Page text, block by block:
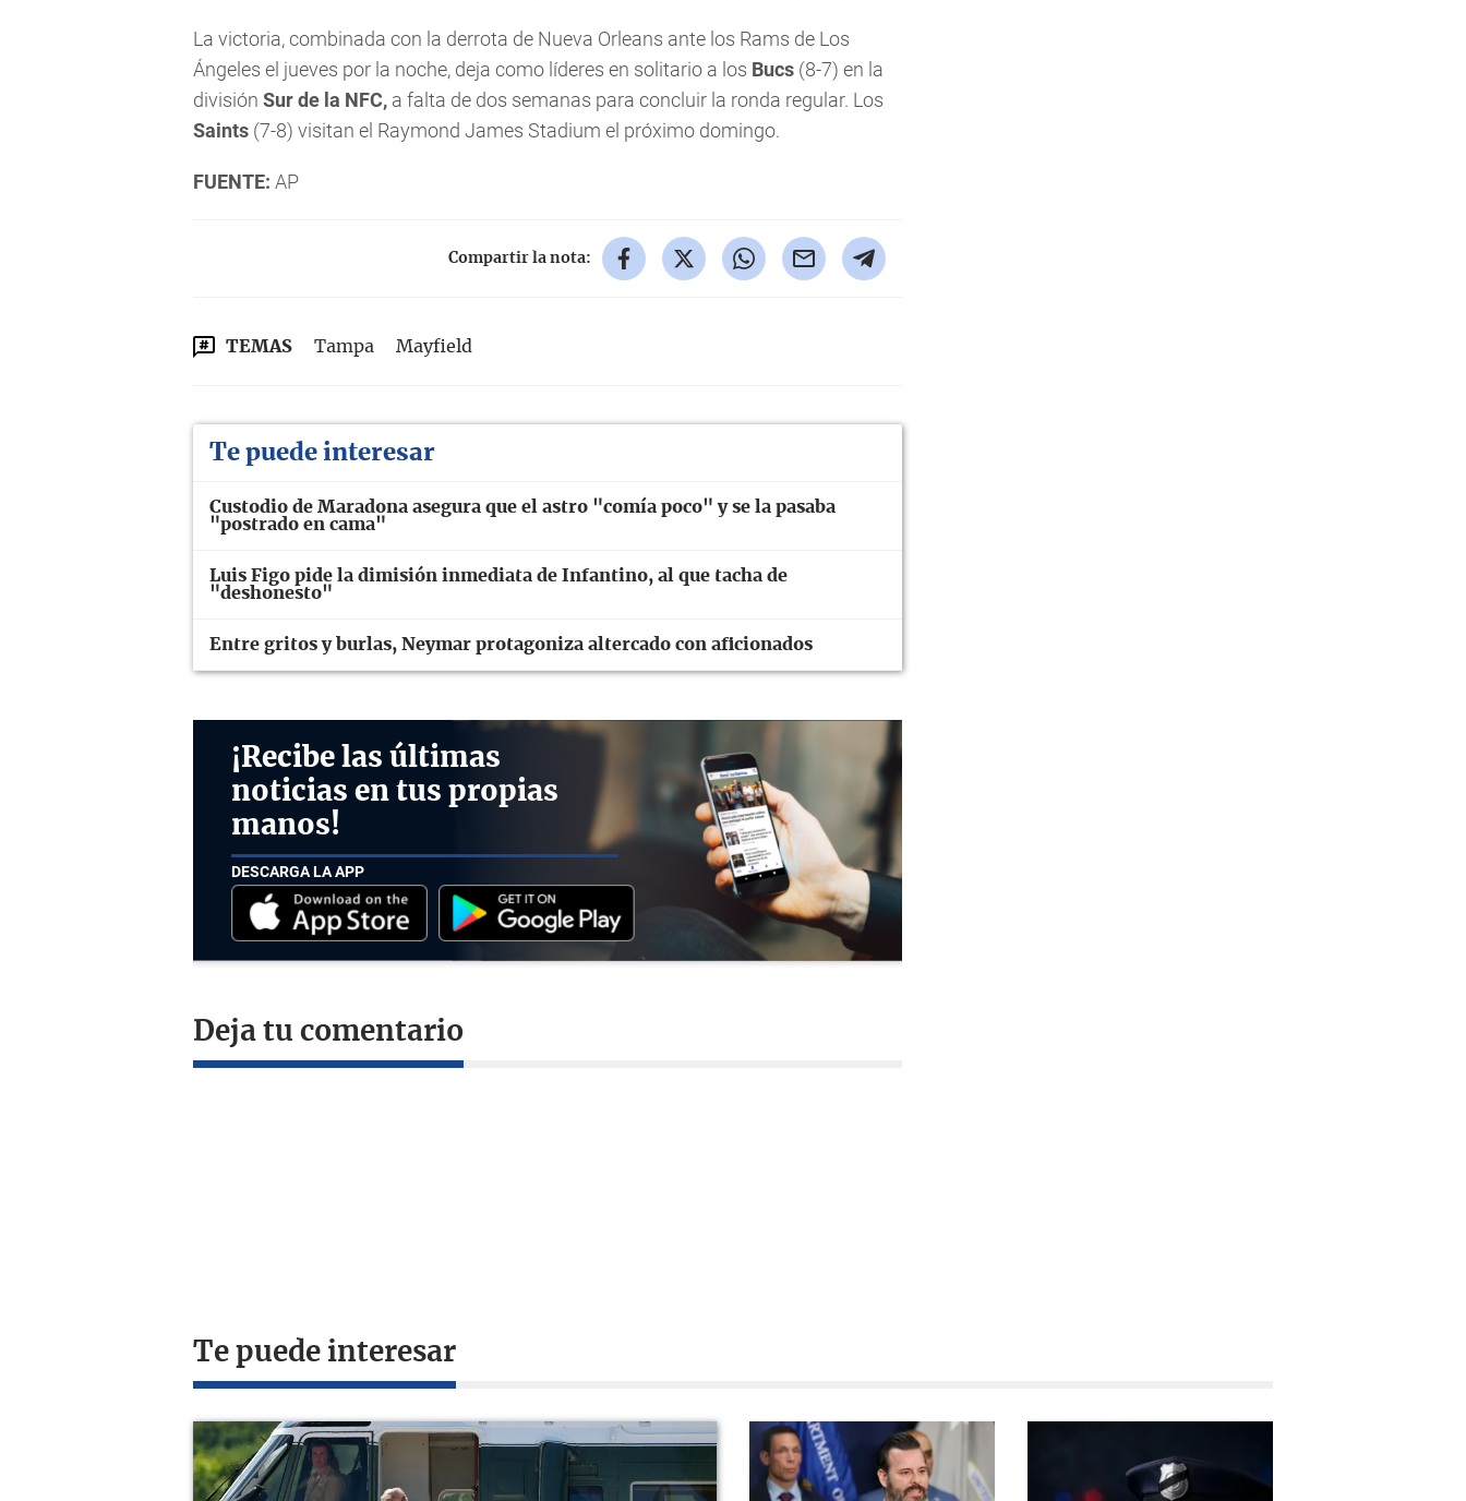
La victoria, combinada con la derrota de Nueva Orleans ante los Rams de Los
Ángeles el jueves por la noche, deja como líderes en solitario a los Bucs (8-7) en la
división Sur de la NFC, a falta de dos semanas para concluir la ronda regular. Los
Saints (7-8) visitan el Raymond James Stadium el próximo domingo.
FUENTE: AP
Compartir la nota:
TEMAS Tampa Mayfield
Te puede interesar
Custodio de Maradona asegura que el astro "comía poco" y se la pasaba
"postrado en cama"
Luis Figo pide la dimisión inmediata de Infantino, al que tacha de
"deshonesto"
Entre gritos y burlas, Neymar protagoniza altercado con aficionados
¡Recibe las últimas
noticias en tus propias
manos!
DESCARGA LA APP
Deja tu comentario
Te puede interesar